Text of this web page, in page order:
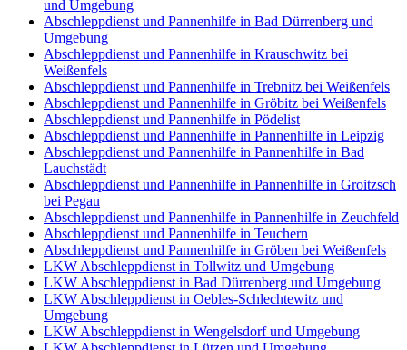
und Umgebung
Abschleppdienst und Pannenhilfe in Bad Dürrenberg und
Umgebung
Abschleppdienst und Pannenhilfe in Krauschwitz bei
Weißenfels
Abschleppdienst und Pannenhilfe in Trebnitz bei Weißenfels
Abschleppdienst und Pannenhilfe in Gröbitz bei Weißenfels
Abschleppdienst und Pannenhilfe in Pödelist
Abschleppdienst und Pannenhilfe in Pannenhilfe in Leipzig
Abschleppdienst und Pannenhilfe in Pannenhilfe in Bad
Lauchstädt
Abschleppdienst und Pannenhilfe in Pannenhilfe in Groitzsch
bei Pegau
Abschleppdienst und Pannenhilfe in Pannenhilfe in Zeuchfeld
Abschleppdienst und Pannenhilfe in Teuchern
Abschleppdienst und Pannenhilfe in Gröben bei Weißenfels
LKW Abschleppdienst in Tollwitz und Umgebung
LKW Abschleppdienst in Bad Dürrenberg und Umgebung
LKW Abschleppdienst in Oebles-Schlechtewitz und
Umgebung
LKW Abschleppdienst in Wengelsdorf und Umgebung